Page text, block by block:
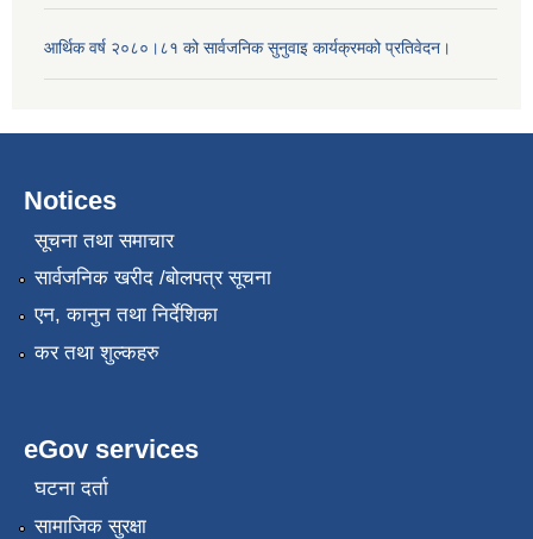
आर्थिक वर्ष २०८०।८१ को सार्वजनिक सुनुवाइ कार्यक्रमको प्रतिवेदन।
Notices
सूचना तथा समाचार
सार्वजनिक खरीद /बोलपत्र सूचना
एन, कानुन तथा निर्देशिका
कर तथा शुल्कहरु
eGov services
घटना दर्ता
सामाजिक सुरक्षा